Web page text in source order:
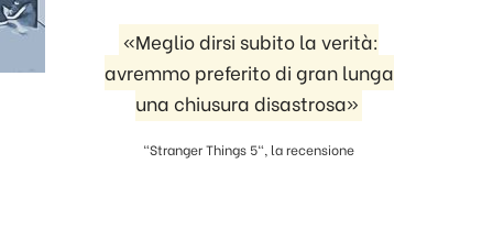
«Meglio dirsi subito la verità:
avremmo preferito di gran lunga
una chiusura disastrosa»
"Stranger Things 5", la recensione